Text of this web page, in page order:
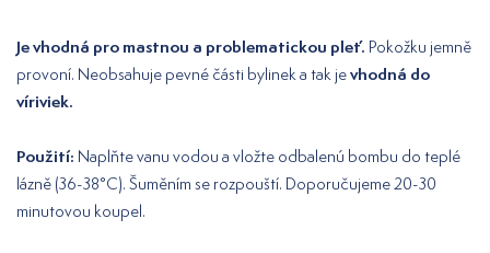
Je vhodná pro mastnou a problematickou pleť. Pokožku jemně
provoní. Neobsahuje pevné části bylinek a tak jevhodná do
víriviek.
Použití: Naplňte vanu vodou a vložte odbalenú bombu do teplé
lázně (36-38°C). Šuměním se rozpouští. Doporučujeme 20-30
minutovou koupel.